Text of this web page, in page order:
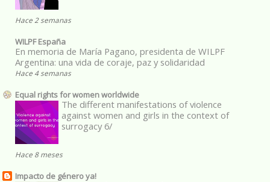
Hace 2 semanas
WILPF España
En memoria de María Pagano, presidenta de WILPF
Argentina: una vida de coraje, paz y solidaridad
Hace 4 semanas
Equal rights for women worldwide
The different manifestations of violence
against women and girls in the context of
surrogacy 6/
Hace 8 meses
Impacto de género ya!